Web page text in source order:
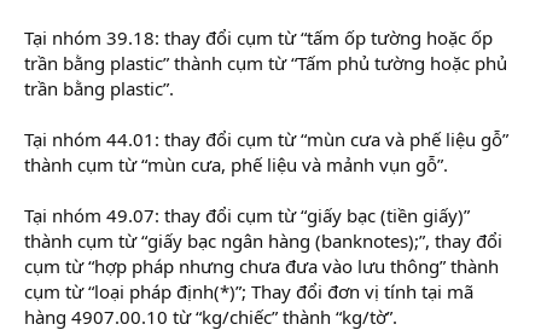
Tại nhóm 39.18: thay đổi cụm từ “tấm ốp tường hoặc ốp
trần bằng plastic” thành cụm từ “Tấm phủ tường hoặc phủ
trần bằng plastic”.
Tại nhóm 44.01: thay đổi cụm từ “mùn cưa và phế liệu gỗ”
thành cụm từ “mùn cưa, phế liệu và mảnh vụn gỗ”.
Tại nhóm 49.07: thay đổi cụm từ “giấy bạc (tiền giấy)”
thành cụm từ “giấy bạc ngân hàng (banknotes);”, thay đổi
cụm từ “hợp pháp nhưng chưa đưa vào lưu thông” thành
cụm từ “loại pháp định(*)”; Thay đổi đơn vị tính tại mã
hàng 4907.00.10 từ “kg/chiếc” thành “kg/tờ”.